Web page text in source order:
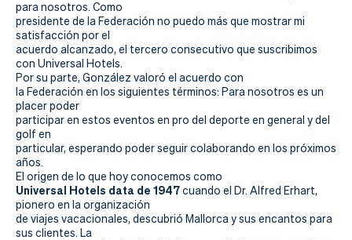
para nosotros. Como
presidente de la Federación no puedo más que mostrar mi
satisfacción por el
acuerdo alcanzado, el tercero consecutivo que suscribimos
con Universal Hotels.
Por su parte, González valoró el acuerdo con
la Federación en los siguientes términos: Para nosotros es un
placer poder
participar en estos eventos en pro del deporte en general y del
golf en
particular, esperando poder seguir colaborando en los próximos
años.
El origen de lo que hoy conocemos como
Universal Hotels data de 1947cuando el Dr. Alfred Erhart,
pionero en la organización
de viajes vacacionales, descubrió Mallorca y sus encantos para
sus clientes. La